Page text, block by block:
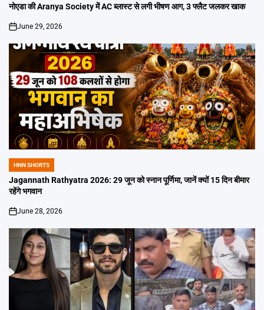
IN
नोएडा की Aranya Society में AC ब्लास्ट से लगी भीषण आग, 3 फ्लैट जलकर खाक
on
June 29, 2026
POSTED
IN
HNN SHORTS
Jagannath Rathyatra 2026: 29 जून को स्नान पूर्णिमा, जानें क्यों 15 दिन बीमार
रहेंगे भगवान
on
June 28, 2026